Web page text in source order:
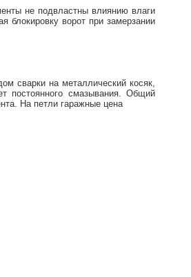
не подвластны влиянию влаги
блокировку ворот при замерзании
сварки на металлический косяк,
постоянного смазывания. Общий
На петли гаражные цена